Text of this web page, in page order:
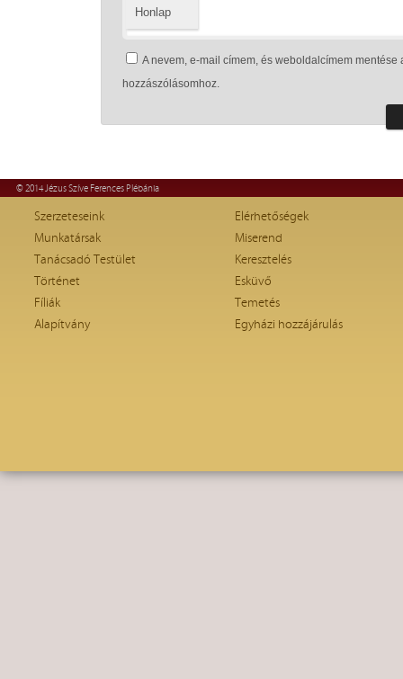
Honlap
A nevem, e-mail címem, és weboldalcímem
hozzászólásomhoz.
© 2014 Jézus Szíve Ferences Plébánia
Szerzeteseink
Munkatársak
Tanácsadó Testület
Történet
Fíliák
Alapítvány
Elérhetőségek
Miserend
Keresztelés
Esküvő
Temetés
Egyházi hozzájárulás